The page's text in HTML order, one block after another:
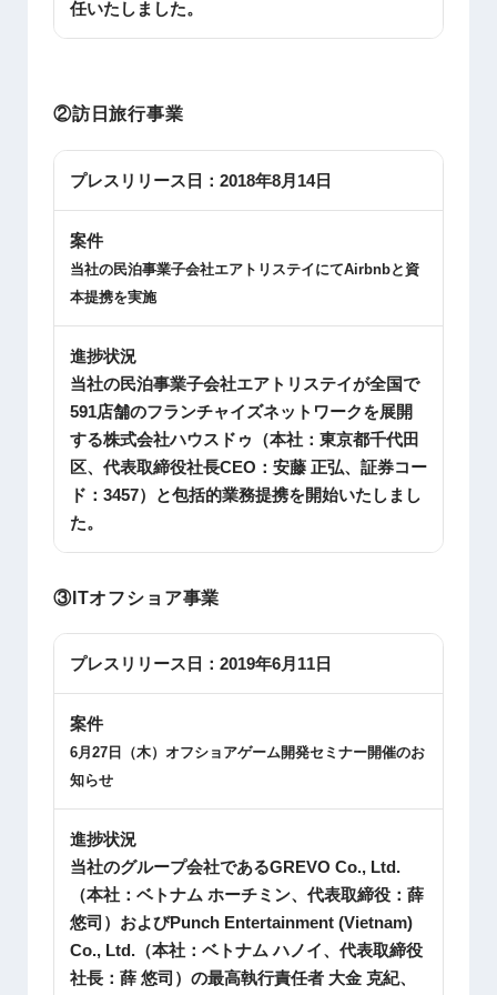
任いたしました。
②訪日旅行事業
プレスリリース日： 2018年8月14日
案件
当社の民泊事業子会社エアトリステイにてAirbnbと資
本提携を実施
進捗状況
当社の民泊事業子会社エアトリステイが全国で
591店舗のフランチャイズネットワークを展開
する株式会社ハウスドゥ（本社：東京都千代田
区、代表取締役社長CEO：安藤 正弘、証券コー
ド：3457）と包括的業務提携を開始いたしまし
た。
③ITオフショア事業
プレスリリース日： 2019年6月11日
案件
6月 27 日（木）オフショアゲーム開発セミナー開催のお
知らせ
進捗状況
当社のグループ会社であるGREVO Co., Ltd.
（本社：ベトナム ホーチミン、代表取締役：薛
悠司）およびPunch Entertainment (Vietnam)
Co., Ltd.（本社：ベトナム ハノイ、代表取締役
社長：薛 悠司）の最高執行責任者 大金 克紀、